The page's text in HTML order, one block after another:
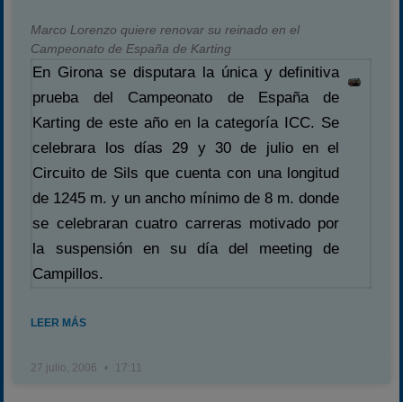
Marco Lorenzo quiere renovar su reinado en el
Campeonato de España de Karting
En Girona se disputara la única y definitiva
prueba del Campeonato de España de
Karting de este año en la categoría ICC. Se
celebrara los días 29 y 30 de julio en el
Circuito de Sils que cuenta con una longitud
de 1245 m. y un ancho mínimo de 8 m. donde
se celebraran cuatro carreras motivado por
la suspensión en su día del meeting de
Campillos.
LEER MÁS
27 julio, 2006 17:11